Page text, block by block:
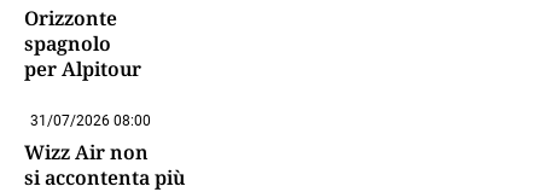
Orizzonte
spagnolo
per Alpitour
31/07/2026 08:00
Wizz Air non
si accontenta più